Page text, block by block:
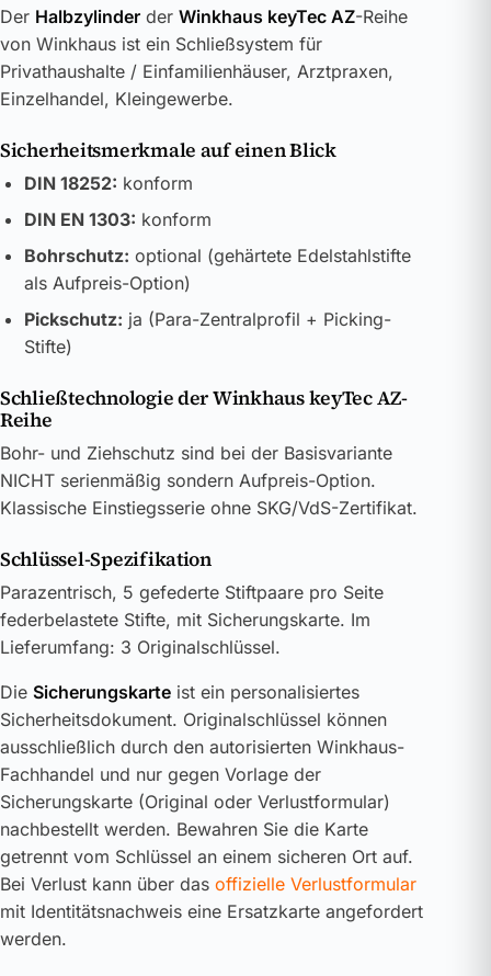
Der Halbzylinder der Winkhaus keyTec AZ-Reihe
von Winkhaus ist ein Schließsystem für
Privathaushalte / Einfamilienhäuser, Arztpraxen,
Einzelhandel, Kleingewerbe.
Sicherheitsmerkmale auf einen Blick
DIN 18252: konform
DIN EN 1303: konform
Bohrschutz: optional (gehärtete Edelstahlstifte
als Aufpreis-Option)
Pickschutz: ja (Para-Zentralprofil + Picking-
Stifte)
Schließtechnologie der Winkhaus keyTec AZ-
Reihe
Bohr- und Ziehschutz sind bei der Basisvariante
NICHT serienmäßig sondern Aufpreis-Option.
Klassische Einstiegsserie ohne SKG/VdS-Zertifikat.
Schlüssel-Spezifikation
Parazentrisch, 5 gefederte Stiftpaare pro Seite
federbelastete Stifte, mit Sicherungskarte. Im
Lieferumfang: 3 Originalschlüssel.
Die Sicherungskarte ist ein personalisiertes
Sicherheitsdokument. Originalschlüssel können
ausschließlich durch den autorisierten Winkhaus-
Fachhandel und nur gegen Vorlage der
Sicherungskarte (Original oder Verlustformular)
nachbestellt werden. Bewahren Sie die Karte
getrennt vom Schlüssel an einem sicheren Ort auf.
Bei Verlust kann über das offizielle Verlustformular
mit Identitätsnachweis eine Ersatzkarte angefordert
werden.